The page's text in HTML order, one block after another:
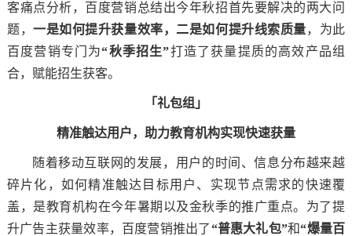
客痛点分析，百度营销总结出今年秋招首先要解决的两大问
题，一是如何提升获量效率，二是如何提升线索质量，为此
百度营销专门为“秋季招生”打造了获量提质的高效产品组
合，赋能招生获客。
「礼包组」
精准触达用户，助力教育机构实现快速获量
随着移动互联网的发展，用户的时间、信息分布越来越
碎片化，如何精准触达目标用户、实现节点需求的快速覆
盖，是教育机构在今年暑期以及金秋季的推广重点。为了提
升广告主获量效率，百度营销推出了“普惠大礼包”和“爆量百